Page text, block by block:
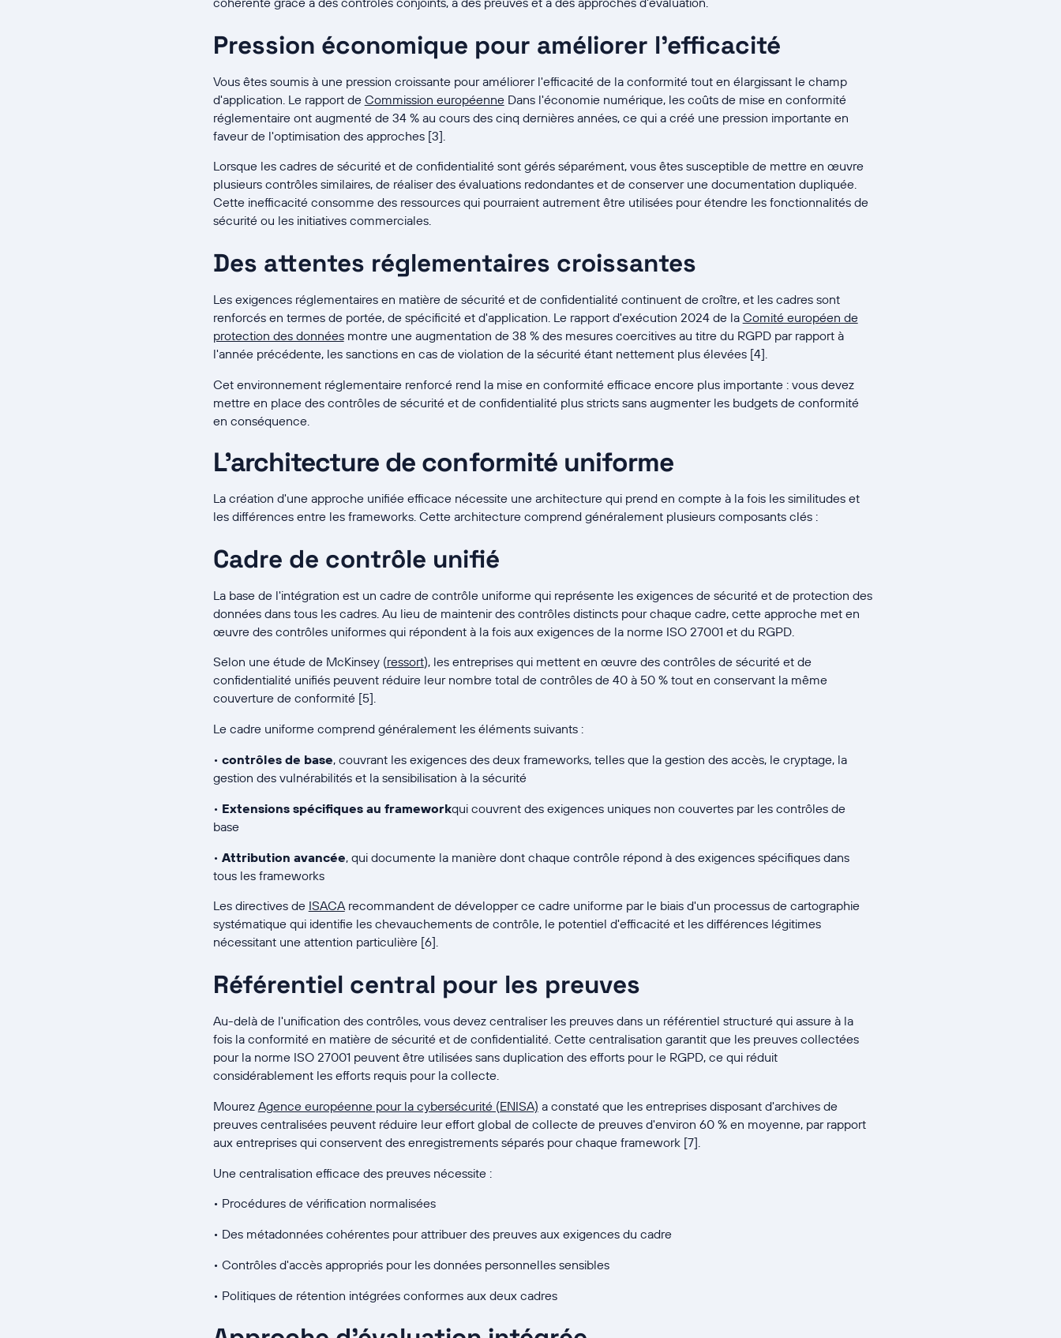
Pression économique pour améliorer l'efficacité
Vous êtes soumis à une pression croissante pour améliorer l'efficacité de la conformité tout en élargissant le champ
d'application. Le rapport de Commission européenneDans l'économie numérique, les coûts de mise en conformité
réglementaire ont augmenté de 34 % au cours des cinq dernières années, ce qui a créé une pression importante en
faveur de l'optimisation des approches [3].
Lorsque les cadres de sécurité et de confidentialité sont gérés séparément, vous êtes susceptible de mettre en œuvre
plusieurs contrôles similaires, de réaliser des évaluations redondantes et de conserver une documentation dupliquée.
Cette inefficacité consomme des ressources qui pourraient autrement être utilisées pour étendre les fonctionnalités de
sécurité ou les initiatives commerciales.
Des attentes réglementaires croissantes
Les exigences réglementaires en matière de sécurité et de confidentialité continuent de croître, et les cadres sont
renforcés en termes de portée, de spécificité et d'application. Le rapport d'exécution 2024 de la Comité européen de
protection des donnéesmontre une augmentation de 38 % des mesures coercitives au titre du RGPD par rapport à
l'année précédente, les sanctions en cas de violation de la sécurité étant nettement plus élevées [4].
Cet environnement réglementaire renforcé rend la mise en conformité efficace encore plus importante : vous devez
mettre en place des contrôles de sécurité et de confidentialité plus stricts sans augmenter les budgets de conformité
en conséquence.
L'architecture de conformité uniforme
La création d'une approche unifiée efficace nécessite une architecture qui prend en compte à la fois les similitudes et
les différences entre les frameworks. Cette architecture comprend généralement plusieurs composants clés :
Cadre de contrôle unifié
La base de l'intégration est un cadre de contrôle uniforme qui représente les exigences de sécurité et de protection des
données dans tous les cadres. Au lieu de maintenir des contrôles distincts pour chaque cadre, cette approche met en
œuvre des contrôles uniformes qui répondent à la fois aux exigences de la norme ISO 27001 et du RGPD.
Selon une étude de McKinsey (ressort), les entreprises qui mettent en œuvre des contrôles de sécurité et de
confidentialité unifiés peuvent réduire leur nombre total de contrôles de 40 à 50 % tout en conservant la même
couverture de conformité [5].
Le cadre uniforme comprend généralement les éléments suivants :
• contrôles de base, couvrant les exigences des deux frameworks, telles que la gestion des accès, le cryptage, la
gestion des vulnérabilités et la sensibilisation à la sécurité
• Extensions spécifiques au frameworkqui couvrent des exigences uniques non couvertes par les contrôles de
base
• Attribution avancée, qui documente la manière dont chaque contrôle répond à des exigences spécifiques dans
tous les frameworks
Les directives de ISACArecommandent de développer ce cadre uniforme par le biais d'un processus de cartographie
systématique qui identifie les chevauchements de contrôle, le potentiel d'efficacité et les différences légitimes
nécessitant une attention particulière [6].
Référentiel central pour les preuves
Au-delà de l'unification des contrôles, vous devez centraliser les preuves dans un référentiel structuré qui assure à la
fois la conformité en matière de sécurité et de confidentialité. Cette centralisation garantit que les preuves collectées
pour la norme ISO 27001 peuvent être utilisées sans duplication des efforts pour le RGPD, ce qui réduit
considérablement les efforts requis pour la collecte.
Mourez Agence européenne pour la cybersécurité (ENISA) a constaté que les entreprises disposant d'archives de
preuves centralisées peuvent réduire leur effort global de collecte de preuves d'environ 60 % en moyenne, par rapport
aux entreprises qui conservent des enregistrements séparés pour chaque framework [7].
Une centralisation efficace des preuves nécessite :
• Procédures de vérification normalisées
• Des métadonnées cohérentes pour attribuer des preuves aux exigences du cadre
• Contrôles d'accès appropriés pour les données personnelles sensibles
• Politiques de rétention intégrées conformes aux deux cadres